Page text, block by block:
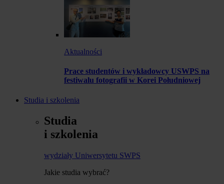
Aktualności
Prace studentów i wykładowcy USWPS na
festiwalu fotografii w Korei Południowej
Studia i szkolenia
Studia
i szkolenia
wydziały Uniwersytetu SWPS
Jakie studia wybrać?